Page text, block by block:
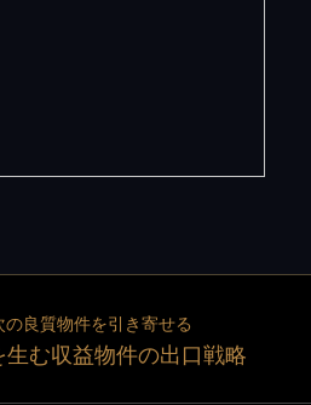
の良質物件を引き寄せる
む収益物件の出口戦略